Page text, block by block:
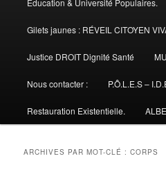
Gilets jaunes : RÉVEIL CITOYEN
Justice DROIT Dignité Santé
Nous contacter : P.Ô.L.E.S –
Restauration Existentielle.
ARCHIVES PAR MOT-CLÉ :CORPS